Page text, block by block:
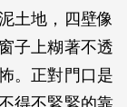
土地，四壁像
子上糊著不透
。正對門口是
得不緊緊的靠